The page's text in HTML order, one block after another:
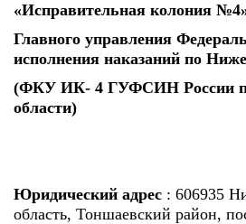
«Исправительная колония
Главного управления
исполнения наказаний по
(ФКУ ИК- 4 ГУФСИН России
области)
Юридический адрес : 606935
область, Тоншаевский район,